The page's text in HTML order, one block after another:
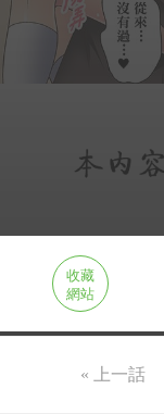
收藏
網站
« 上一話